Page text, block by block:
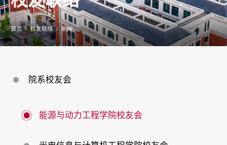
新
闻
公
告
校
友
首页 校友联络 新闻
院系校友会
能源与动力工程学院校友会